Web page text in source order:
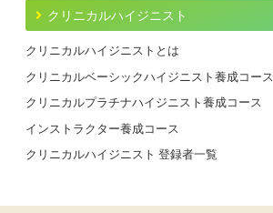
クリニカルハイジニスト
クリニカルハイジニストとは
クリニカルベーシックハイジニスト養成コース
クリニカルプラチナハイジニスト養成コース
インストラクター養成コース
クリニカルハイジニスト 登録者一覧